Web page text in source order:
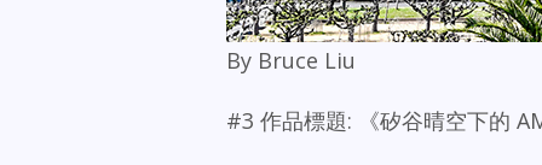
By Bruce Liu
#3 作品標題: 《矽谷晴空下的